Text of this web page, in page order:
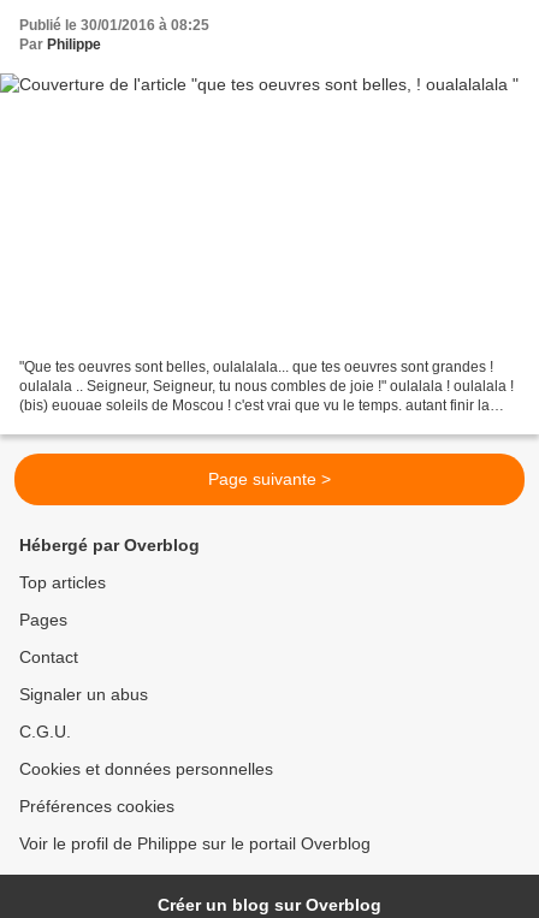
Publié le 30/01/2016 à 08:25
Par Philippe
"Que tes oeuvres sont belles, oulalalala... que tes oeuvres sont grandes !
oulalala .. Seigneur, Seigneur, tu nous combles de joie !" oulalala ! oulalala !
(bis) euouae soleils de Moscou ! c'est vrai que vu le temps. autant finir la
Page suivante >
Hébergé par Overblog
Top articles
Pages
Contact
Signaler un abus
C.G.U.
Cookies et données personnelles
Préférences cookies
Voir le profil de Philippe sur le portail Overblog
Créer un blog sur Overblog